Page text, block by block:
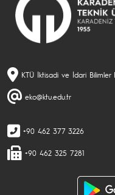
KTÜ İktisadi ve İdari Bilimler
eko@ktu.edu.tr
+90 462 377 3226
+90 462 325 7281